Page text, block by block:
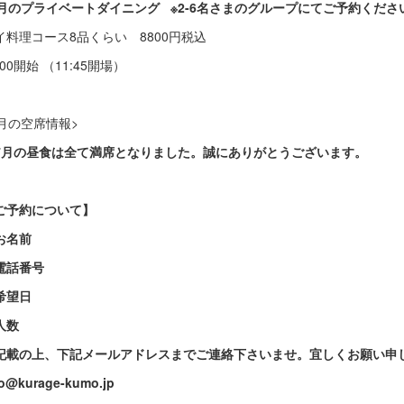
のプライベートダイニング ※2-6名さまのグループにてご予約くださ
料理コース8品くらい 8800円税込
開始 （11:45開場）
の空席情報>
の昼食は全て満席となりました。誠にありがとうございます。
予約について】
前
番号
日
数
載の上、下記メールアドレスまでご連絡下さいませ。宜しくお願い申
kumo.jp